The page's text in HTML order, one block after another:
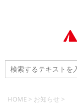
HOME > お知らせ >